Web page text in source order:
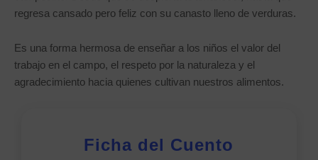
regresa cansado pero feliz con su canasto lleno de verduras.
Es una forma hermosa de enseñar a los niños el valor del
trabajo en el campo, el respeto por la naturaleza y el
agradecimiento hacia quienes cultivan nuestros alimentos.
Ficha del Cuento